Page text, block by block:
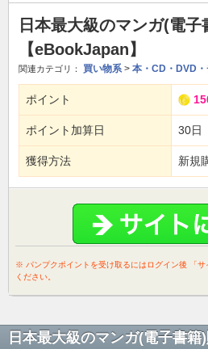
日本最大級のマンガ(電子
【eBookJapan】
関連カテゴリ： 買い物系 > 本・CD・DVD・
ポイント
ポイント加算日 30日
獲得方法 新規
※ パンプクポイントを受け取るにはログイン後 「
ください。